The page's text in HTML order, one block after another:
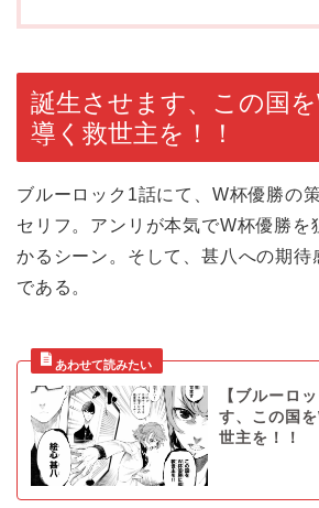
誕生させます、この国
導く救世主を！！
ブルーロック1話にて、W杯優勝の
セリフ。アンリが本気でW杯優勝を
かるシーン。そして、甚八への期待
である。
【ブルーロ
す、この国
世主を！！